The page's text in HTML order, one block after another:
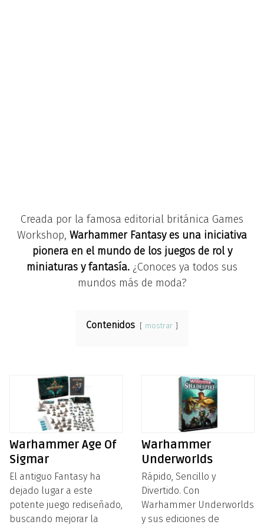
Creada por la famosa editorial británica Games
Workshop, Warhammer Fantasy es una iniciativa
pionera en el mundo de los juegos de rol y
miniaturas y fantasía. ¿Conoces ya todos sus
mundos más de moda?
Contenidos mostrar
Warhammer Age Of
Sigmar
El antiguo Fantasy ha
dejado lugar a este
potente juego rediseñado,
buscando mejorar la
Warhammer
Underworlds
Rápido, Sencillo y
Divertido. Con
Warhammer Underworlds
y sus ediciones de